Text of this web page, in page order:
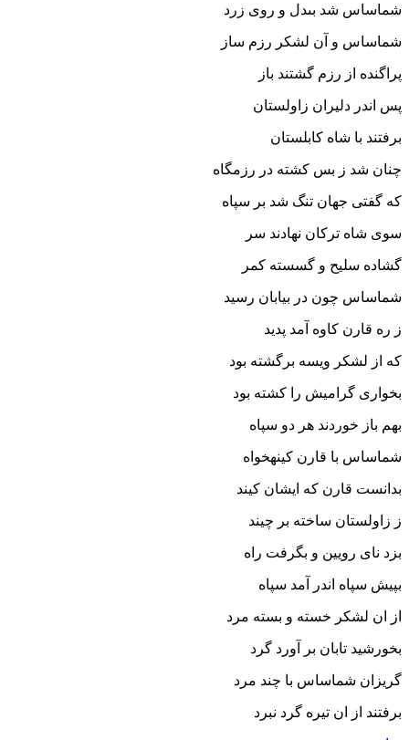
شماساس شد بى‏دل و روى زرد
شماساس و آن لشکر رزم ساز
پراگنده از رزم گشتند باز
پس اندر دلیران زاولستان
برفتند با شاه کابلستان‏
چنان شد ز بس کشته در رزمگاه
که گفتى جهان تنگ شد بر سپاه‏
سوى شاه ترکان نهادند سر
گشاده سلیح و گسسته کمر
شماساس چون در بیابان رسید
ز ره قارن کاوه آمد پدید
که از لشکر ویسه برگشته بود
بخوارى گرامیش را کشته بود
بهم باز خوردند هر دو سپاه
شماساس با قارن کینه‏خواه‏
بدانست قارن که ایشان کیند
ز زاولستان ساخته بر چیند
بزد ناى رویین و بگرفت راه
بپیش سپاه اندر آمد سپاه‏
از ان لشکر خسته و بسته مرد
بخورشید تابان بر آورد گرد
گریزان شماساس با چند مرد
برفتند از ان تیره گرد نبرد